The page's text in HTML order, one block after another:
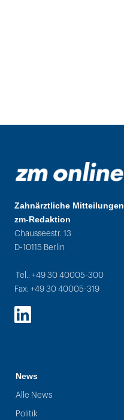
Zahnärztliche Mitteilungen
zm-Redaktion
Chausseestr. 13
D-10115 Berlin
Tel.: +49 30 40005-300
Fax: +49 30 40005-319
LinkedIn
News
Alle News
Politik